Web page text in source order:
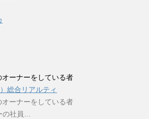
オーナーをしている者
）総合リアルティ
オーナーをしている者
の社員…